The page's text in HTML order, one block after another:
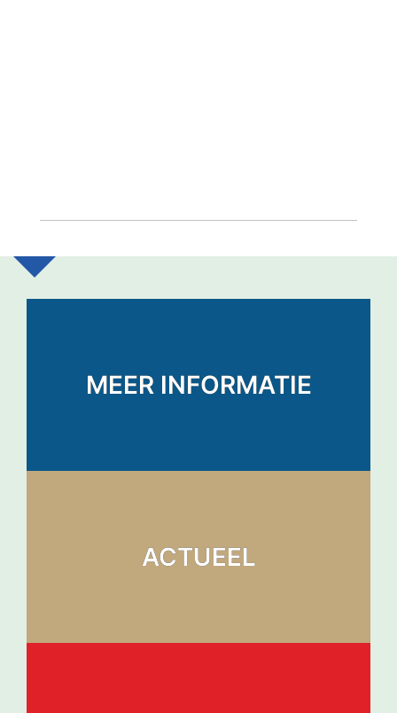
MEER INFORMATIE
ACTUEEL